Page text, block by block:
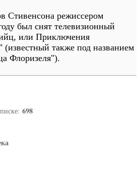
Стивенсона режиссером
был снят телевизионный
или Приключения
(известный также под названием
Флоризеля").
698